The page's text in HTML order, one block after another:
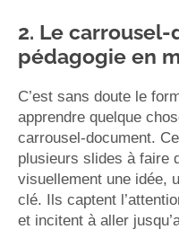
2. Le
pédagogie en
C’est sans doute le
apprendre quelque
carrousel-document.
plusieurs slides à faire
visuellement une idée,
clé. Ils captent
et incitent à aller